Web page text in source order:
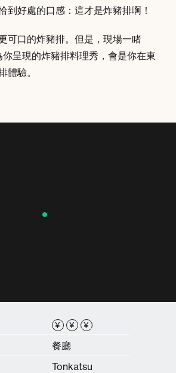
到好處的口感：這才是炸豬排啊！
可口的炸豬排。但是，現場一睹
呈現的炸豬排料理秀，會是你在東
體驗。
¥ ¥ ¥
餐廳
Tonkatsu